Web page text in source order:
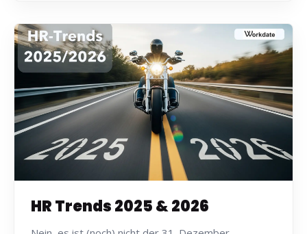
HR Trends 2025 & 2026